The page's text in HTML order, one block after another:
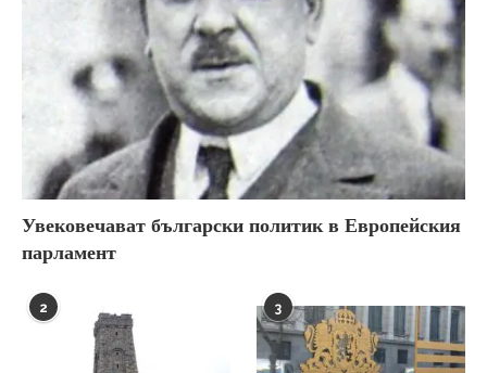
Увековечават български политик в Европейския
парламент
2 3